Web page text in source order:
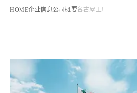
日本的酶制剂生产商
量身定制的服务
HOME企业信息公司概要名古屋工厂